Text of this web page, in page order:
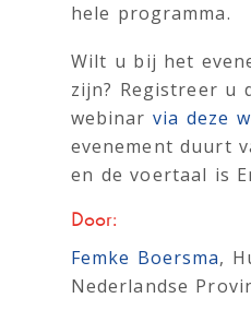
hele programma.
Wilt u bij het
zijn? Registreer u
webinarvia deze
evenement duurt
en de voertaal is
Door:
Femke Boersma,
Nederlandse